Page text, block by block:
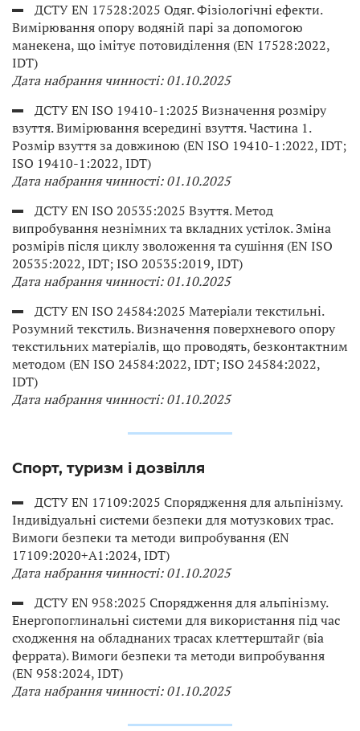
ДСТУ EN 17528:2025 Одяг. Фізіологічні ефекти.
Вимірювання опору водяній парі за допомогою
манекена, що імітує потовиділення (EN 17528:2022,
IDT)
Дата набрання чинності: 01.10.2025
ДСТУ EN ISO 19410-1:2025 Визначення розміру
взуття. Вимірювання всередині взуття. Частина 1.
Розмір взуття за довжиною (EN ISO 19410-1:2022, IDT;
ISO 19410-1:2022, IDT)
Дата набрання чинності: 01.10.2025
ДСТУ EN ISO 20535:2025 Взуття. Метод
випробування незнімних та вкладних устілок. Зміна
розмірів після циклу зволоження та сушіння (EN ISO
20535:2022, IDT; ISO 20535:2019, IDT)
Дата набрання чинності: 01.10.2025
ДСТУ EN ISO 24584:2025 Матеріали текстильні.
Розумний текстиль. Визначення поверхневого опору
текстильних матеріалів, що проводять, безконтактним
методом (EN ISO 24584:2022, IDT; ISO 24584:2022,
IDT)
Дата набрання чинності: 01.10.2025
Спорт, туризм і дозвілля
ДСТУ EN 17109:2025 Спорядження для альпінізму.
Індивідуальні системи безпеки для мотузкових трас.
Вимоги безпеки та методи випробування (EN
17109:2020+A1:2024, IDT)
Дата набрання чинності: 01.10.2025
ДСТУ EN 958:2025 Спорядження для альпінізму.
Енергопоглинальні системи для використання під час
сходження на обладнаних трасах клеттерштайг (віа
феррата). Вимоги безпеки та методи випробування
(EN 958:2024, IDT)
Дата набрання чинності: 01.10.2025